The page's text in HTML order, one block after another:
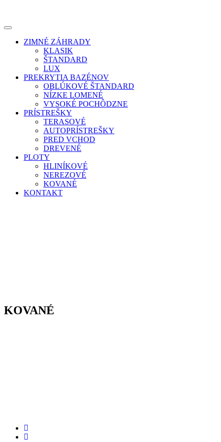
ZIMNÉ ZÁHRADY
KLASIK
ŠTANDARD
LUX
PREKRYTIA BAZÉNOV
OBLÚKOVÉ ŠTANDARD
NÍZKE LOMENÉ
VYSOKÉ POCHÔDZNE
PRÍSTREŠKY
TERASOVÉ
AUTOPRÍSTREŠKY
PRED VCHOD
DREVENÉ
PLOTY
HLINÍKOVÉ
NEREZOVÉ
KOVANÉ
KONTAKT
KOVANÉ